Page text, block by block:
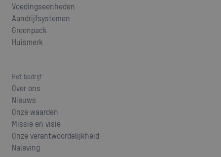
Voedingseenheden
Aandrijfsystemen
Greenpack
Huismerk
Het bedrijf
Over ons
Nieuws
Onze waarden
Missie en visie
Onze verantwoordelijkheid
Naleving